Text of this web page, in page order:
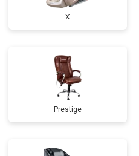
X
Prestige